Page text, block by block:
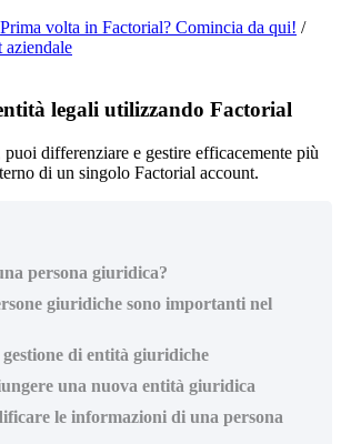
Prima volta in Factorial? Comincia da qui! /
aziendale
legali utilizzando Factorial
differenziare e gestire efficacemente più
di un singolo Factorial account.
persona giuridica?
giuridiche sono importanti nel
gestione di entità giuridiche
una nuova entità giuridica
le informazioni di una persona